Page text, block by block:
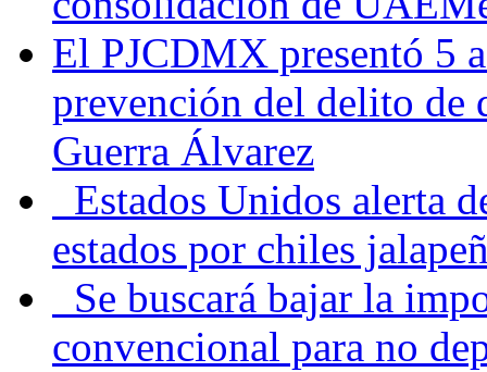
El PJCDMX presentó 5
prevención del delito de
Guerra Álvarez
Estados Unidos alerta
estados por chiles
Se buscará bajar la
convencional para no